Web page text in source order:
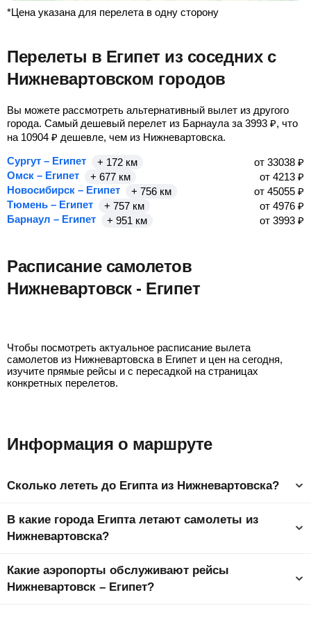
*Цена указана для перелета в одну сторону
Перелеты в Египет из соседних с
Нижневартовском городов
Вы можете рассмотреть альтернативный вылет из другого
города. Самый дешевый перелет из Барнаула за 3993 ₽, что
на 10904 ₽ дешевле, чем из Нижневартовска.
Сургут – Египет
+ 172 км от 33038 ₽
Омск – Египет
+ 677 км от 4213 ₽
Новосибирск – Египет
+ 756 км от 45055 ₽
Тюмень – Египет
+ 757 км от 4976 ₽
Барнаул – Египет
+ 951 км от 3993 ₽
Расписание самолетов
Нижневартовск - Египет
Чтобы посмотреть актуальное расписание вылета
самолетов из Нижневартовска в Египет и цен на сегодня,
изучите прямые рейсы и с пересадкой на страницах
конкретных перелетов.
Информация о маршруте
Сколько лететь до Египта из Нижневартовска?
6 ч 8 мин до столицы страны Каир.
В какие города Египта летают самолеты из
Нижневартовска?
Египта. Самый дешевый город, куда можно слетать – Каир от
5299 ₽. На странице города у вас будет возможность
подробно ознакомиться с информацией, как долететь до
Какие аэропорты обслуживают рейсы
Нижневартовск – Египет?